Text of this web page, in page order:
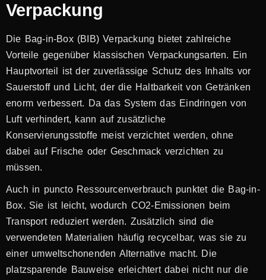
Verpackung
Die Bag-in-Box (BIB) Verpackung bietet zahlreiche
Vorteile gegenüber klassischen Verpackungsarten. Ein
Hauptvorteil ist der zuverlässige Schutz des Inhalts vor
Sauerstoff und Licht, der die Haltbarkeit von Getränken
enorm verbessert. Da das System das Eindringen von
Luft verhindert, kann auf zusätzliche
Konservierungsstoffe meist verzichtet werden, ohne
dabei auf Frische oder Geschmack verzichten zu
müssen.
Auch in puncto Ressourcenverbrauch punktet die Bag-in-
Box. Sie ist leicht, wodurch CO2-Emissionen beim
Transport reduziert werden. Zusätzlich sind die
verwendeten Materialien häufig recycelbar, was sie zu
einer umweltschonenden Alternative macht. Die
platzsparende Bauweise erleichtert dabei nicht nur die